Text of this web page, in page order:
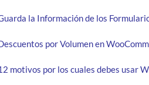
la Información de los
por Volumen en
motivos por los cuales debes usar